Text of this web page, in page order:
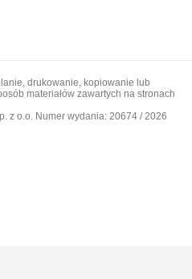
drukowanie, kopiowanie lub
materiałów zawartych na stronach
z o.o. Numer wydania: 20674 / 2026